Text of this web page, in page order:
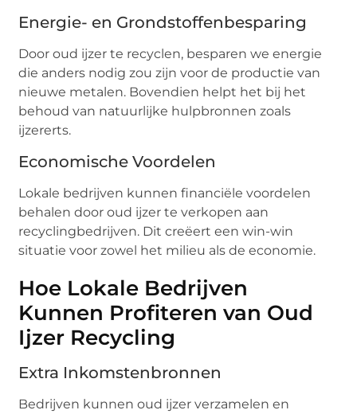
Energie- en Grondstoffenbesparing
Door oud ijzer te recyclen, besparen we energie
die anders nodig zou zijn voor de productie van
nieuwe metalen. Bovendien helpt het bij het
behoud van natuurlijke hulpbronnen zoals
ijzererts.
Economische Voordelen
Lokale bedrijven kunnen financiële voordelen
behalen door oud ijzer te verkopen aan
recyclingbedrijven. Dit creëert een win-win
situatie voor zowel het milieu als de economie.
Hoe Lokale Bedrijven
Kunnen Profiteren van Oud
Ijzer Recycling
Extra Inkomstenbronnen
Bedrijven kunnen oud ijzer verzamelen en